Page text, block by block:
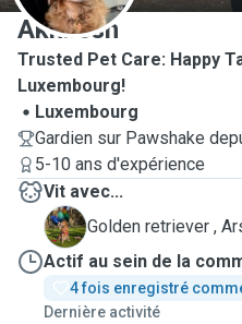
Akhilesh
Trusted Pet Care: Happy
Luxembourg!
Luxembourg
Gardien sur Pawshake
5-10 ans d'expérience
Vit avec...
A
Golden retriever ,
Actif au sein de la
4 fois enregistré
Dernière activité